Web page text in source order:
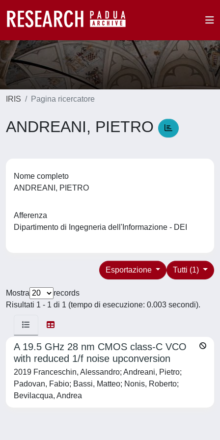
IRIS Pagina ricercatore
ANDREANI, PIETRO
Nome completo
ANDREANI, PIETRO
Afferenza
Dipartimento di Ingegneria dell'Informazione - DEI
Tutti (1)
Esportazione
Mostra
records
Risultati 1 - 1 di 1 (tempo di esecuzione: 0.003 secondi).
A 19.5 GHz 28 nm CMOS class-C VCO
with reduced 1/f noise upconversion
2019 Franceschin, Alessandro; Andreani, Pietro;
Padovan, Fabio; Bassi, Matteo; Nonis, Roberto;
Bevilacqua, Andrea